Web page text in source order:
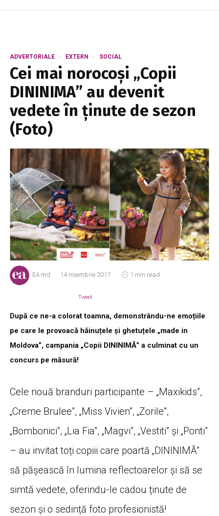
ADVERTORIALE EXTERN SOCIAL
Cei mai norocoși „Copii
DININIMA” au devenit
vedete în ținute de sezon
(Foto)
EA.md 14 noiembrie 2017 1 min read
Tweet
După ce ne-a colorat toamna, demonstrându-ne emoțiile
pe care le provoacă hăinuțele și ghetuțele „made in
Moldova”, campania „Copii DININIMĂ” a culminat cu un
concurs pe măsură!
Cele nouă branduri participante – „Maxikids”,
„Creme Brulee”, „Miss Vivien”, „Zorile”,
„Bombonici”, „Lia Fia”, „Magvi”, „Vestiti” și „Ponti”
– au invitat toți copiii care poartă „DININIMĂ”
să pășească în lumina reflectoarelor și să se
simtă vedete, oferindu-le cadou ținute de
sezon și o sedință foto profesionistă!